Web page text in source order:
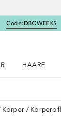
Code:DBCWEEKS
Startseite
HAARE
Körper